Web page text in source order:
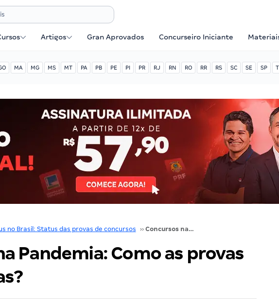
Artigos Gran Aprovados Concurseiro Iniciante
MA MG MS MT PA PB PE PI PR RJ RN RO RR RS SC SE SP
no Brasil: Status das provas de concursos ›› Concursos na Pandemia: Como as provas são aplicadas?
Pandemia: Como as provas